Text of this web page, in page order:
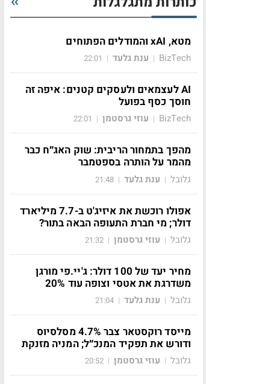
מטא, xAI והמודלים הפתוחים
BizTech
| ענת גלעד |
22:01
AI לעצמאים ולעסקים קטנים: איפה זה
חוסך כסף בפועל
BizTech
| עוזי גרסטמן |
22:01
מהפך בתמחור הריבית: שוק האג״ח כבר
מהמר על הותרה בספטמבר
גלובל | ענת גלעד |
21:48
אפולו רוכשת את איזיג'ט ב-7.7 מיליארד
דולר; מי חברת התעופה הבאה בתור?
גלובל | עוזי גרסטמן |
21:32
מחיר יעד של 100 דולר: ג'יי.פי מורגן
משדרגת את אטסי וצופה עוד 20%
גלובל | ענת גלעד |
21:04
מייסד רוקסטאר צבר 4.7% מסלסיוס
ודורש את תפקיד המנכ״ל; המניה מזנקת
גלובל | עוזי גרסטמן |
20:52